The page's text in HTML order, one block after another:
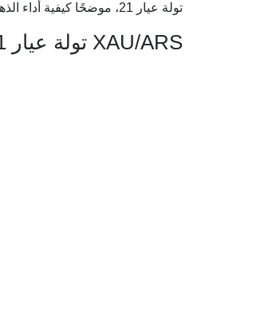
تولة عيار 21، موضحًا كيفية أداء الذهب خلال الدورات الاقتصادية الكبرى.
XAU/ARS تولة عيار 21